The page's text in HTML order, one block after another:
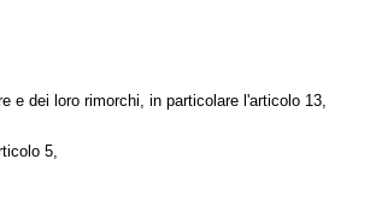
e dei loro rimorchi, in particolare l'articolo 13,
5,